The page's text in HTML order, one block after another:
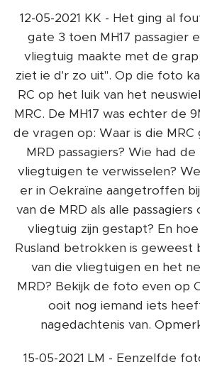
12-05-2021 KK - Het ging al
gate 3 toen MH17 passagier
vliegtuig maakte met de
ziet ie d'r zo uit". Op die foto
RC op het luik van het
MRC. De MH17 was echter de
de vragen op: Waar is die
MRD passagiers? Wie had
vliegtuigen te verwisselen?
er in Oekraïne aangetroffen
van de MRD als alle
vliegtuig zijn gestapt? En
Rusland betrokken is geweest
van die vliegtuigen en het
MRD? Bekijk de foto even op
ooit nog iemand iets
nagedachtenis van.
15-05-2021 LM - Eenzelfde